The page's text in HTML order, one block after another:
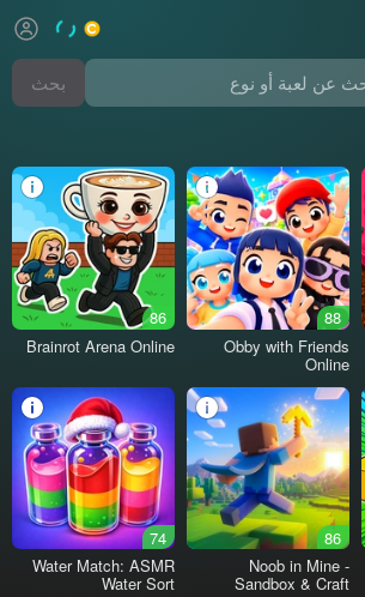
بحث
88
Obby with Friends
Online
86
Brainrot Arena Online
86
Noob in Mine -
Sandbox & Craft
74
Water Match: ASMR
Water Sort